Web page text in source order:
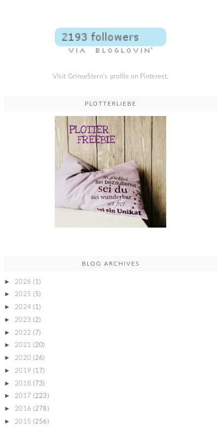
Visit GrinseStern's profile on Pinterest.
PLOTTERLIEBE
BLOG ARCHIVES
► 2026 (1)
► 2025 (5)
► 2024 (1)
► 2023 (2)
► 2022 (7)
► 2021 (20)
► 2020 (26)
► 2019 (17)
► 2018 (73)
► 2017 (223)
► 2016 (278)
► 2015 (256)